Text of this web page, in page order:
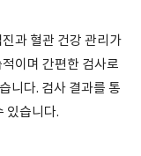
과 혈관 건강 관리가
이며 간편한 검사로
니다. 검사 결과를 통
있습니다.